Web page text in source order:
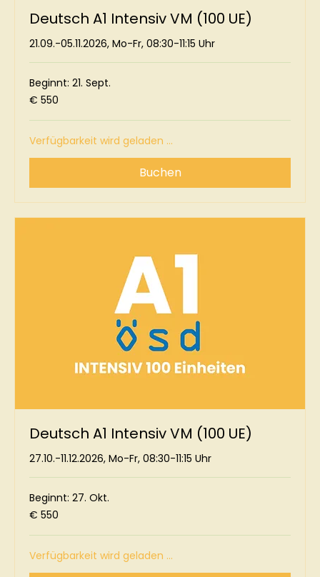
Deutsch A1 Intensiv VM (100 UE)
21.09.-05.11.2026, Mo-Fr, 08:30-11:15 Uhr
Beginnt: 21. Sept.
550
Euro
€ 550
Verfügbarkeit wird geladen ...
Buchen
Deutsch A1 Intensiv VM (100 UE)
27.10.-11.12.2026, Mo-Fr, 08:30-11:15 Uhr
Beginnt: 27. Okt.
550
Euro
€ 550
Verfügbarkeit wird geladen ...